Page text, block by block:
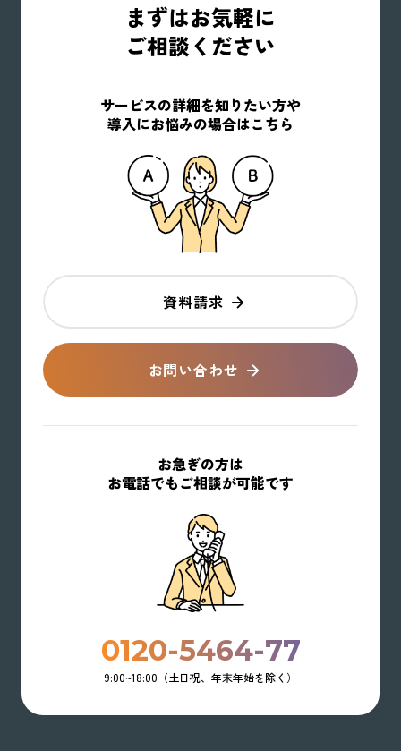
まずはお気軽に
ご相談ください
サービスの詳細を知りたい方や
導入にお悩みの場合はこちら
資料請求
お問い合わせ
お急ぎの方は
お電話でもご相談が可能です
0120-5464-77
9:00~18:00（土日祝、年末年始を除く）